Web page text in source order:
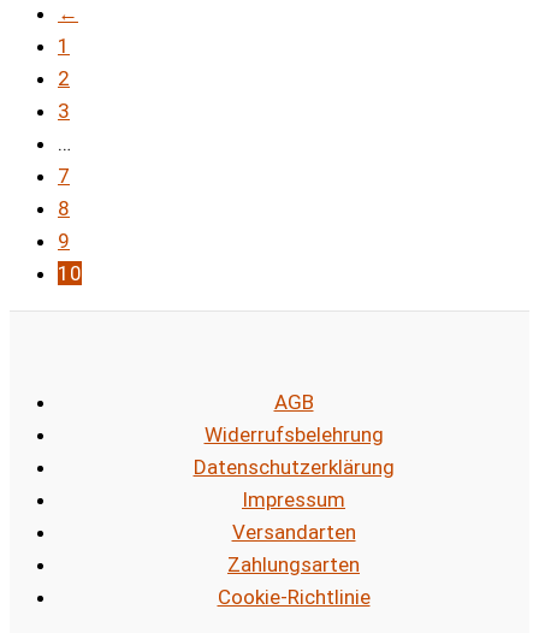
←
1
2
3
…
7
8
9
10
AGB
Widerrufsbelehrung
Datenschutzerklärung
Impressum
Versandarten
Zahlungsarten
Cookie-Richtlinie